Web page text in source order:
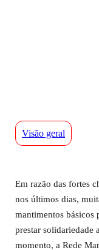
Visão geral
​​​​​Em razão das fortes
nos últimos dias,
mantimentos básicos
prestar solidariedade
momento, a Rede